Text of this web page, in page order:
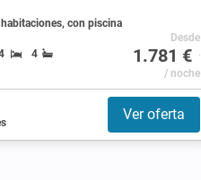
con piscina
4
Desde
1.781 €
/ noche
Ver oferta